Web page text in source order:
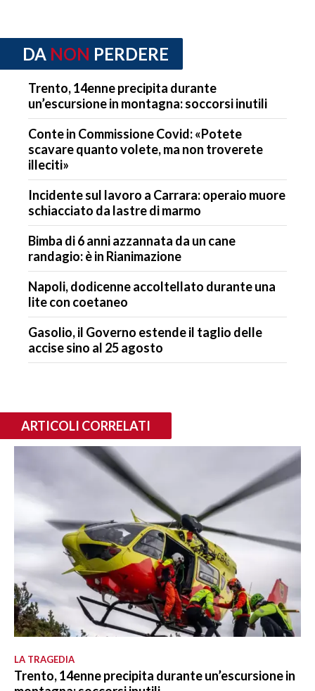
DA NON PERDERE
Trento, 14enne precipita durante
un’escursione in montagna: soccorsi inutili
Conte in Commissione Covid: «Potete
scavare quanto volete, ma non troverete
illeciti»
Incidente sul lavoro a Carrara: operaio muore
schiacciato da lastre di marmo
Bimba di 6 anni azzannata da un cane
randagio: è in Rianimazione
Napoli, dodicenne accoltellato durante una
lite con coetaneo
Gasolio, il Governo estende il taglio delle
accise sino al 25 agosto
ARTICOLI CORRELATI
LA TRAGEDIA
Trento, 14enne precipita durante un’escursione in